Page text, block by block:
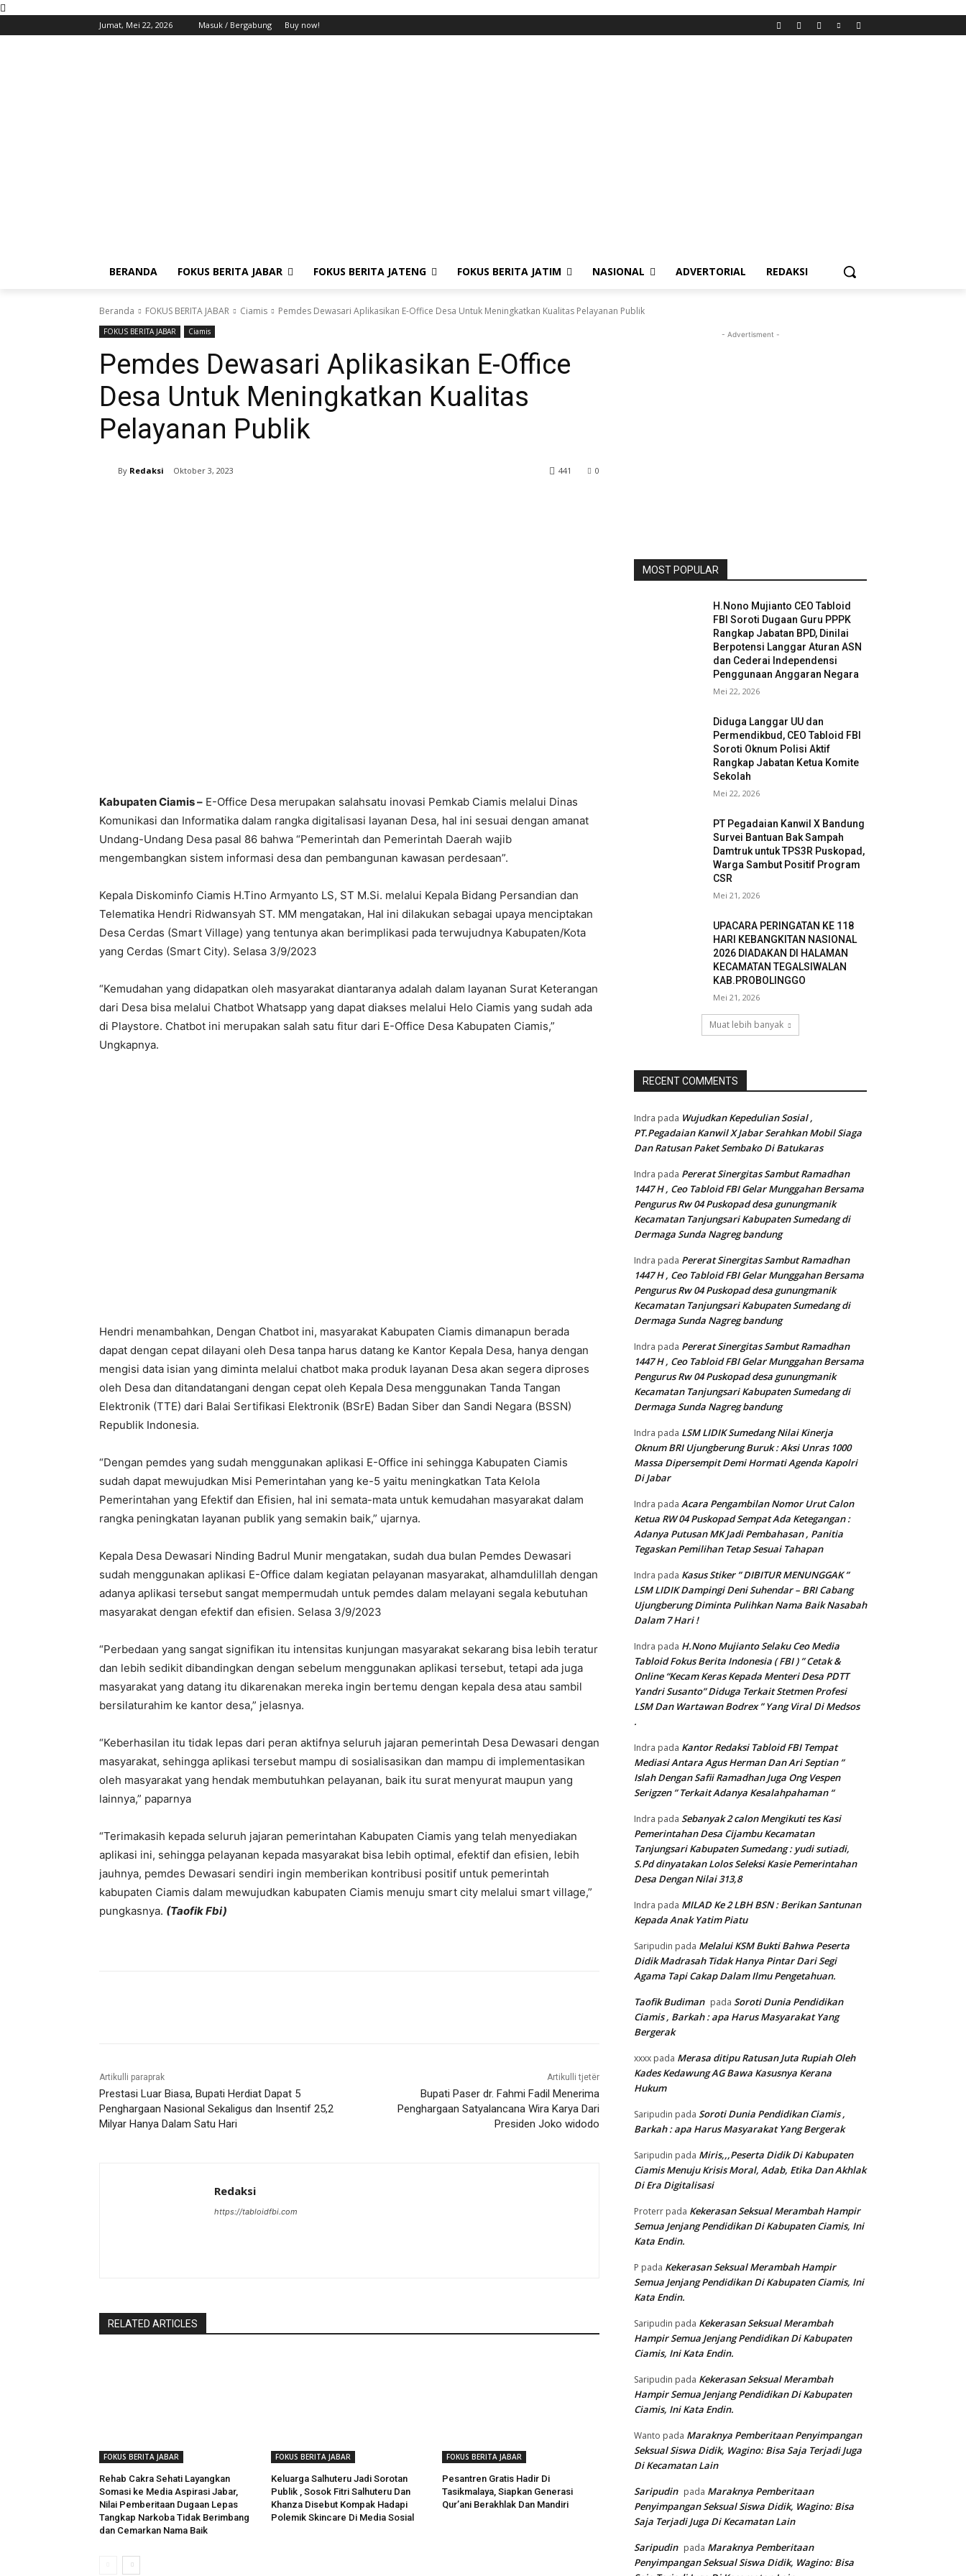
Jumat, Mei 22, 2026 Masuk / Bergabung Buy now!
BERANDA FOKUS BERITA JABAR FOKUS BERITA JATENG FOKUS BERITA JATIM NASIONAL ADVERTORIAL REDAKSI
Beranda FOKUS BERITA JABAR Ciamis Pemdes Dewasari Aplikasikan E-Office Desa Untuk Meningkatkan Kualitas Pelayanan Publik
FOKUS BERITA JABAR Ciamis
Pemdes Dewasari Aplikasikan E-Office
Desa Untuk Meningkatkan Kualitas
Pelayanan Publik
By Redaksi Oktober 3, 2023 0
441
Kabupaten Ciamis – E-Office Desa merupakan salahsatu inovasi Pemkab Ciamis melalui Dinas
Komunikasi dan Informatika dalam rangka digitalisasi layanan Desa, hal ini sesuai dengan amanat
Undang-Undang Desa pasal 86 bahwa “Pemerintah dan Pemerintah Daerah wajib
mengembangkan sistem informasi desa dan pembangunan kawasan perdesaan”.
Kepala Diskominfo Ciamis H.Tino Armyanto LS, ST M.Si. melalui Kepala Bidang Persandian dan
Telematika Hendri Ridwansyah ST. MM mengatakan, Hal ini dilakukan sebagai upaya menciptakan
Desa Cerdas (Smart Village) yang tentunya akan berimplikasi pada terwujudnya Kabupaten/Kota
yang Cerdas (Smart City). Selasa 3/9/2023
“Kemudahan yang didapatkan oleh masyarakat diantaranya adalah dalam layanan Surat Keterangan
dari Desa bisa melalui Chatbot Whatsapp yang dapat diakses melalui Helo Ciamis yang sudah ada
di Playstore. Chatbot ini merupakan salah satu fitur dari E-Office Desa Kabupaten Ciamis,”
Ungkapnya.
Hendri menambahkan, Dengan Chatbot ini, masyarakat Kabupaten Ciamis dimanapun berada
dapat dengan cepat dilayani oleh Desa tanpa harus datang ke Kantor Kepala Desa, hanya dengan
mengisi data isian yang diminta melalui chatbot maka produk layanan Desa akan segera diproses
oleh Desa dan ditandatangani dengan cepat oleh Kepala Desa menggunakan Tanda Tangan
Elektronik (TTE) dari Balai Sertifikasi Elektronik (BSrE) Badan Siber dan Sandi Negara (BSSN)
Republik Indonesia.
“Dengan pemdes yang sudah menggunakan aplikasi E-Office ini sehingga Kabupaten Ciamis
sudah dapat mewujudkan Misi Pemerintahan yang ke-5 yaitu meningkatkan Tata Kelola
Pemerintahan yang Efektif dan Efisien, hal ini semata-mata untuk kemudahan masyarakat dalam
rangka peningkatan layanan publik yang semakin baik,” ujarnya.
Kepala Desa Dewasari Ninding Badrul Munir mengatakan, sudah dua bulan Pemdes Dewasari
sudah menggunakan aplikasi E-Office dalam kegiatan pelayanan masyarakat, alhamdulillah dengan
adanya aplikasi tersebut sangat mempermudah untuk pemdes dalam melayani segala kebutuhan
masyarakat dengan efektif dan efisien. Selasa 3/9/2023
“Perbedaan yang sangat signifikan itu intensitas kunjungan masyarakat sekarang bisa lebih teratur
dan lebih sedikit dibandingkan dengan sebelum menggunakan aplikasi tersebut, tetapi ada juga
masyarakat yang datang itu dikarenakan mereka ingin bertemu dengan kepala desa atau sambil
bersilaturahim ke kantor desa,” jelasnya.
“Keberhasilan itu tidak lepas dari peran aktifnya seluruh jajaran pemerintah Desa Dewasari dengan
masyarakat, sehingga aplikasi tersebut mampu di sosialisasikan dan mampu di implementasikan
oleh masyarakat yang hendak membutuhkan pelayanan, baik itu surat menyurat maupun yang
lainnya,” paparnya
“Terimakasih kepada seluruh jajaran pemerintahan Kabupaten Ciamis yang telah menyediakan
aplikasi ini, sehingga pelayanan kepada masyarakat bisa lebih optimal, efektif dan efisien, lebih
jauhnya, pemdes Dewasari sendiri ingin memberikan kontribusi positif untuk pemerintah
kabupaten Ciamis dalam mewujudkan kabupaten Ciamis menuju smart city melalui smart village,”
pungkasnya. (Taofik Fbi)
Artikulli paraprak
Prestasi Luar Biasa, Bupati Herdiat Dapat 5
Penghargaan Nasional Sekaligus dan Insentif 25,2
Milyar Hanya Dalam Satu Hari
Artikulli tjetër
Bupati Paser dr. Fahmi Fadil Menerima
Penghargaan Satyalancana Wira Karya Dari
Presiden Joko widodo
Redaksi
https://tabloidfbi.com
RELATED ARTICLES
FOKUS BERITA JABAR
Rehab Cakra Sehati Layangkan
Somasi ke Media Aspirasi Jabar,
Nilai Pemberitaan Dugaan Lepas
Tangkap Narkoba Tidak Berimbang
dan Cemarkan Nama Baik
FOKUS BERITA JABAR
Keluarga Salhuteru Jadi Sorotan
Publik , Sosok Fitri Salhuteru Dan
Khanza Disebut Kompak Hadapi
Polemik Skincare Di Media Sosial
FOKUS BERITA JABAR
Pesantren Gratis Hadir Di
Tasikmalaya, Siapkan Generasi
Qur’ani Berakhlak Dan Mandiri
- Advertisment -
MOST POPULAR
H.Nono Mujianto CEO Tabloid
FBI Soroti Dugaan Guru PPPK
Rangkap Jabatan BPD, Dinilai
Berpotensi Langgar Aturan ASN
dan Cederai Independensi
Penggunaan Anggaran Negara
Mei 22, 2026
Diduga Langgar UU dan
Permendikbud, CEO Tabloid FBI
Soroti Oknum Polisi Aktif
Rangkap Jabatan Ketua Komite
Sekolah
Mei 22, 2026
PT Pegadaian Kanwil X Bandung
Survei Bantuan Bak Sampah
Damtruk untuk TPS3R Puskopad,
Warga Sambut Positif Program
CSR
Mei 21, 2026
UPACARA PERINGATAN KE 118
HARI KEBANGKITAN NASIONAL
2026 DIADAKAN DI HALAMAN
KECAMATAN TEGALSIWALAN
KAB.PROBOLINGGO
Mei 21, 2026
Muat lebih banyak
RECENT COMMENTS
Indra pada Wujudkan Kepedulian Sosial ,
PT.Pegadaian Kanwil X Jabar Serahkan Mobil Siaga
Dan Ratusan Paket Sembako Di Batukaras
Indra pada Pererat Sinergitas Sambut Ramadhan
1447 H , Ceo Tabloid FBI Gelar Munggahan Bersama
Pengurus Rw 04 Puskopad desa gunungmanik
Kecamatan Tanjungsari Kabupaten Sumedang di
Dermaga Sunda Nagreg bandung
Indra pada Pererat Sinergitas Sambut Ramadhan
1447 H , Ceo Tabloid FBI Gelar Munggahan Bersama
Pengurus Rw 04 Puskopad desa gunungmanik
Kecamatan Tanjungsari Kabupaten Sumedang di
Dermaga Sunda Nagreg bandung
Indra pada Pererat Sinergitas Sambut Ramadhan
1447 H , Ceo Tabloid FBI Gelar Munggahan Bersama
Pengurus Rw 04 Puskopad desa gunungmanik
Kecamatan Tanjungsari Kabupaten Sumedang di
Dermaga Sunda Nagreg bandung
Indra pada LSM LIDIK Sumedang Nilai Kinerja
Oknum BRI Ujungberung Buruk : Aksi Unras 1000
Massa Dipersempit Demi Hormati Agenda Kapolri
Di Jabar
Indra pada Acara Pengambilan Nomor Urut Calon
Ketua RW 04 Puskopad Sempat Ada Ketegangan :
Adanya Putusan MK Jadi Pembahasan , Panitia
Tegaskan Pemilihan Tetap Sesuai Tahapan
Indra pada Kasus Stiker ” DIBITUR MENUNGGAK ”
LSM LIDIK Dampingi Deni Suhendar – BRI Cabang
Ujungberung Diminta Pulihkan Nama Baik Nasabah
Dalam 7 Hari !
Indra pada H.Nono Mujianto Selaku Ceo Media
Tabloid Fokus Berita Indonesia ( FBI ) ” Cetak &
Online “Kecam Keras Kepada Menteri Desa PDTT
Yandri Susanto” Diduga Terkait Stetmen Profesi
LSM Dan Wartawan Bodrex ” Yang Viral Di Medsos
.
Indra pada Kantor Redaksi Tabloid FBI Tempat
Mediasi Antara Agus Herman Dan Ari Septian ”
Islah Dengan Safii Ramadhan Juga Ong Vespen
Serigzen ” Terkait Adanya Kesalahpahaman “
Indra pada Sebanyak 2 calon Mengikuti tes Kasi
Pemerintahan Desa Cijambu Kecamatan
Tanjungsari Kabupaten Sumedang : yudi sutiadi,
S.Pd dinyatakan Lolos Seleksi Kasie Pemerintahan
Desa Dengan Nilai 313,8
Indra pada MILAD Ke 2 LBH BSN : Berikan Santunan
Kepada Anak Yatim Piatu
Saripudin pada Melalui KSM Bukti Bahwa Peserta
Didik Madrasah Tidak Hanya Pintar Dari Segi
Agama Tapi Cakap Dalam Ilmu Pengetahuan.
Taofik Budiman pada Soroti Dunia Pendidikan
Ciamis , Barkah : apa Harus Masyarakat Yang
Bergerak
xxxx pada Merasa ditipu Ratusan Juta Rupiah Oleh
Kades Kedawung AG Bawa Kasusnya Kerana
Hukum
Saripudin pada Soroti Dunia Pendidikan Ciamis ,
Barkah : apa Harus Masyarakat Yang Bergerak
Saripudin pada Miris,,,Peserta Didik Di Kabupaten
Ciamis Menuju Krisis Moral, Adab, Etika Dan Akhlak
Di Era Digitalisasi
Proterr pada Kekerasan Seksual Merambah Hampir
Semua Jenjang Pendidikan Di Kabupaten Ciamis, Ini
Kata Endin.
P pada Kekerasan Seksual Merambah Hampir
Semua Jenjang Pendidikan Di Kabupaten Ciamis, Ini
Kata Endin.
Saripudin pada Kekerasan Seksual Merambah
Hampir Semua Jenjang Pendidikan Di Kabupaten
Ciamis, Ini Kata Endin.
Saripudin pada Kekerasan Seksual Merambah
Hampir Semua Jenjang Pendidikan Di Kabupaten
Ciamis, Ini Kata Endin.
Wanto pada Maraknya Pemberitaan Penyimpangan
Seksual Siswa Didik, Wagino: Bisa Saja Terjadi Juga
Di Kecamatan Lain
Saripudin pada Maraknya Pemberitaan
Penyimpangan Seksual Siswa Didik, Wagino: Bisa
Saja Terjadi Juga Di Kecamatan Lain
Saripudin pada Maraknya Pemberitaan
Penyimpangan Seksual Siswa Didik, Wagino: Bisa